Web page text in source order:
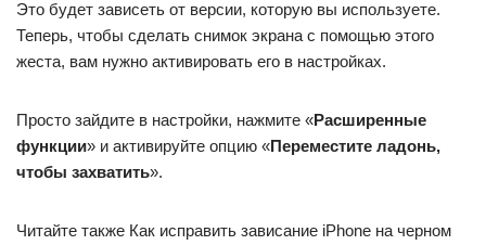
Это будет зависеть от версии, которую вы используете.
Теперь, чтобы сделать снимок экрана с помощью этого
жеста, вам нужно активировать его в настройках.
Просто зайдите в настройки, нажмите «Расширенные
функции» и активируйте опцию «Переместите ладонь,
чтобы захватить».
Читайте также Как исправить зависание iPhone на черном